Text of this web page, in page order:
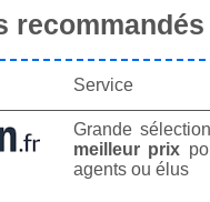
Service
Grande
meilleur prix
agents ou élus